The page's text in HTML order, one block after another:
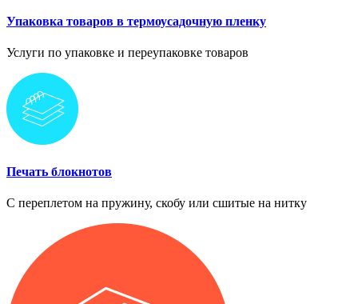
Упаковка товаров в термоусадочную пленку
Услуги по упаковке и переупаковке товаров
Печать блокнотов
С переплетом на пружину, скобу или сшитые на нитку